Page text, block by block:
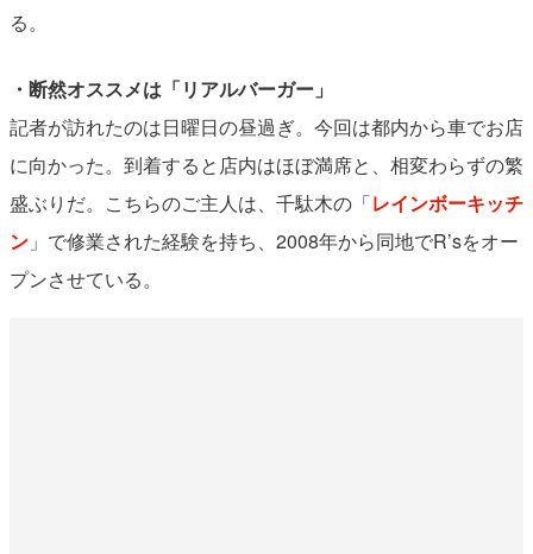
る。
・断然オススメは「リアルバーガー」
記者が訪れたのは日曜日の昼過ぎ。今回は都内から車でお店
に向かった。到着すると店内はほぼ満席と、相変わらずの繁
盛ぶりだ。こちらのご主人は、千駄木の「レインボーキッチ
ン」で修業された経験を持ち、2008年から同地でR’sをオー
プンさせている。